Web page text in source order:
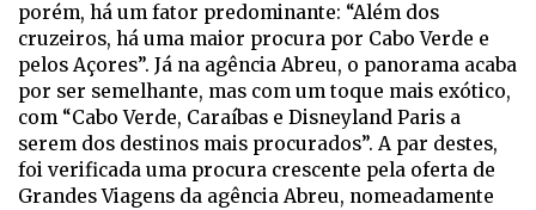
porém, há um fator predominante: “Além dos
cruzeiros, há uma maior procura por Cabo Verde e
pelos Açores”. Já na agência Abreu, o panorama acaba
por ser semelhante, mas com um toque mais exótico,
com “Cabo Verde, Caraíbas e Disneyland Paris a
serem dos destinos mais procurados”. A par destes,
foi verificada uma procura crescente pela oferta de
Grandes Viagens da agência Abreu, nomeadamente